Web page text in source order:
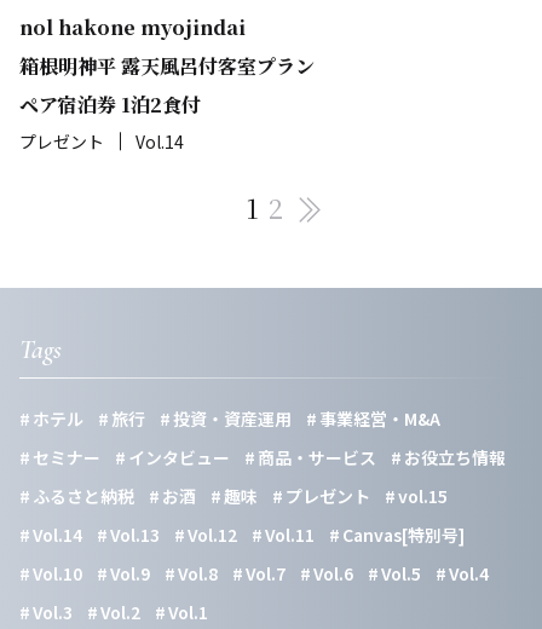
nol hakone myojindai
箱根明神平 露天風呂付客室プラン
ペア宿泊券 1泊2食付
プレゼント Vol.14
Pagination
1 2
Tags
ホテル 旅行 投資・資産運用
事業経営・M&A
セミナー
インタビュー 商品・サービス
お役立ち情報
ふるさと納税
お酒 趣味 プレゼント
vol.15
Vol.14
Vol.13 Vol.12 Vol.11
Canvas[特別号]
Vol.10
Vol.9 Vol.8 Vol.7 Vol.6 Vol.5
Vol.4
Vol.3
Vol.2 Vol.1